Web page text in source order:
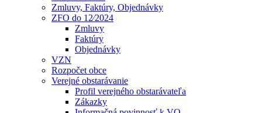
Zmluvy, Faktúry, Objednávky
ZFO do 12⁄2024
Zmluvy
Faktúry
Objednávky
VZN
Rozpočet obce
Verejné obstarávanie
Profil verejného obstarávateľa
Zákazky